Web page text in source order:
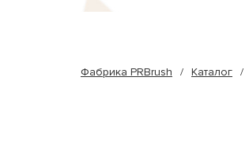
Фабрика PRBrush Каталог